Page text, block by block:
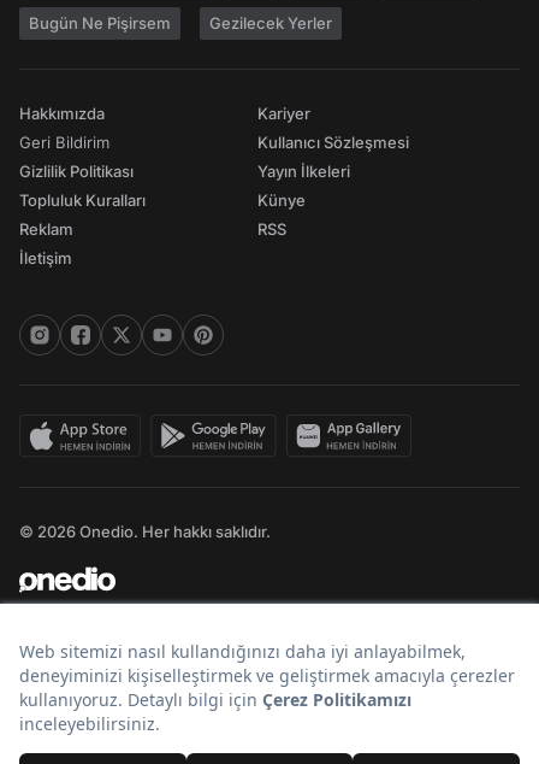
Bugün Ne Pişirsem Gezilecek Yerler
Hakkımızda
Geri Bildirim
Gizlilik Politikası
Topluluk Kuralları
Reklam
İletişim
Kariyer
Kullanıcı Sözleşmesi
Yayın İlkeleri
Künye
RSS
© 2026 Onedio. Her hakkı saklıdır.
Bir markasıdır.